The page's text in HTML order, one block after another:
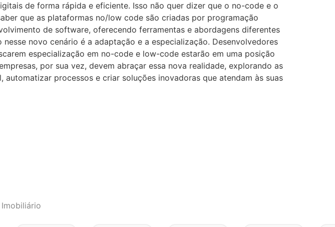
de forma rápida e eficiente. Isso não quer dizer que o no-code e o
que as plataformas no/low code são criadas por programação
de software, oferecendo ferramentas e abordagens diferentes
novo cenário é a adaptação e a especialização. Desenvolvedores
especialização em no-code e low-code estarão em uma posição
por sua vez, devem abraçar essa nova realidade, explorando as
processos e criar soluções inovadoras que atendam às suas